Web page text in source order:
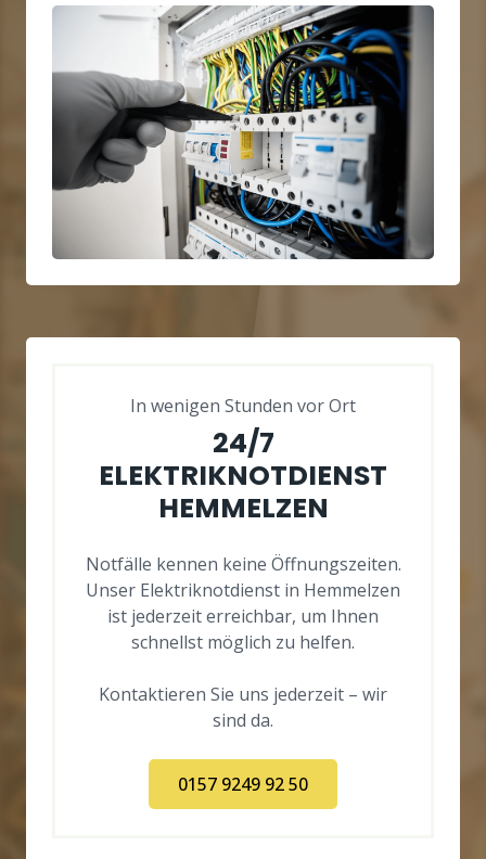
In wenigen Stunden vor Ort
24/7
ELEKTRIKNOTDIENST
HEMMELZEN
Notfälle kennen keine Öffnungszeiten.
Unser Elektriknotdienst in Hemmelzen
ist jederzeit erreichbar, um Ihnen
schnellst möglich zu helfen.
Kontaktieren Sie uns jederzeit – wir
sind da.
0157 9249 92 50